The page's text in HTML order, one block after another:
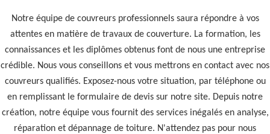
Notre équipe de couvreurs professionnels saura répondre à vos
attentes en matière de travaux de couverture. La formation, les
connaissances et les diplômes obtenus font de nous une entreprise
crédible. Nous vous conseillons et vous mettrons en contact avec nos
couvreurs qualifiés. Exposez-nous votre situation, par téléphone ou
en remplissant le formulaire de devis sur notre site. Depuis notre
création, notre équipe vous fournit des services inégalés en analyse,
réparation et dépannage de toiture. N'attendez pas pour nous